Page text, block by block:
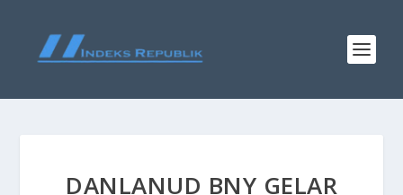
DANLANUD BNY GELAR